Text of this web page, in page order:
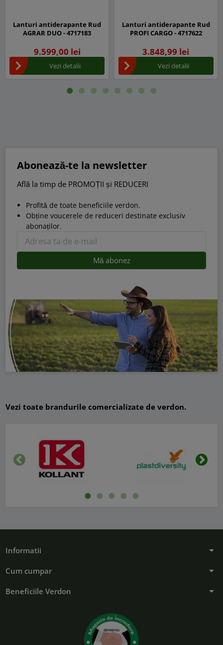
Lanturi antiderapante Rud
AGRAR DUO - 4717183
9.599,00 lei
Vezi detalii
Lanturi antiderapante Rud
PROFI CARGO - 4717622
3.848,99 lei
Vezi detalii
Abonează-te la newsletter
Află la timp de PROMOȚII și REDUCERI
Profită de toate beneficiile verdon.
Obține voucerele de reduceri destinate exclusiv
abonaților.
Vezi toate brandurile comercializate de verdon.
Inapoi
Informatii arrow_drop_down
Cum cumpar arrow_drop_down
Beneficiile Verdon arrow_drop_down